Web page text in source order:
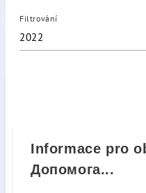
Filtrování
2022
Informace pro
Допомога...